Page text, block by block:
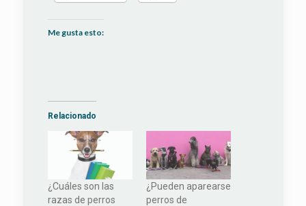
Me gusta esto:
Relacionado
¿Cuáles son las
razas de perros
¿Pueden aparearse
perros de